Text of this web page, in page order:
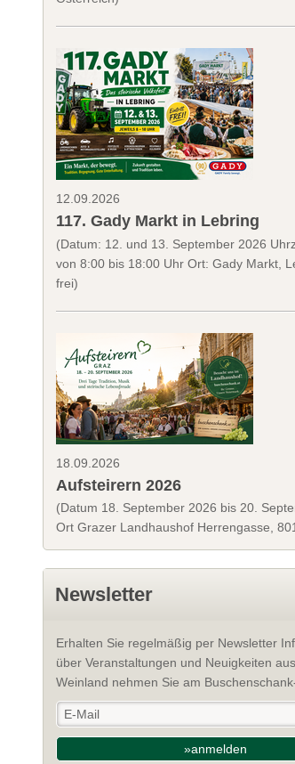
12.09.2026
117. Gady Markt in Lebring
(Datum: 12. und 13. September 2026
von 8:00 bis 18:00 Uhr Ort: Gady Markt,
frei)
18.09.2026
Aufsteirern 2026
(Datum 18. September 2026 bis 20.
Ort Grazer Landhaushof Herrengasse,
Newsletter
Erhalten Sie regelmäßig per Newsletter
über Veranstaltungen und Neuigkeiten
Weinland nehmen Sie am
»anmelden